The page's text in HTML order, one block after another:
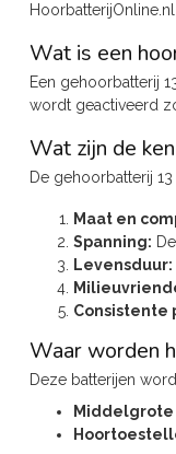
HoorbatterijOnline.nl.
Wat is een
Een gehoorbatterij
wordt geactiveerd
Wat zijn de
De gehoorbatterij
Maat en
Spanning:
Levensduur:
Consistente
Waar worden
Deze batterijen